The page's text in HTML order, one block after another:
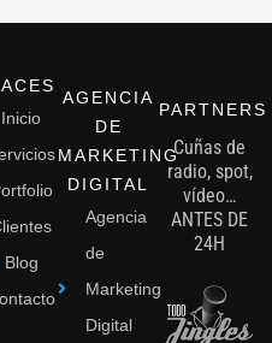
Inicio
Blog
AGENCIA
DE
MARKETING
DIGITAL
Agencia
de
Marketing
Digital
PARTNERS
Cuñas de
radio, spot,
vídeo…
ANTES DE
24H